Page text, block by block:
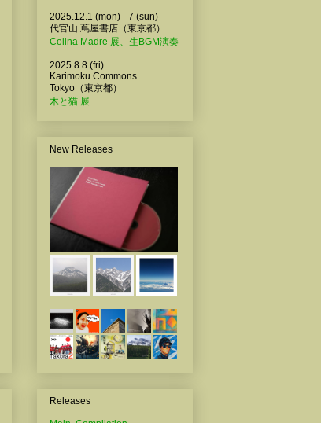
2025.12.1 (mon) - 7 (sun)
代官山 蔦屋書店（東京都）
Colina Madre 展、生BGM演奏
2025.8.8 (fri)
Karimoku Commons
Tokyo（東京都）
木と猫 展
New Releases
Releases